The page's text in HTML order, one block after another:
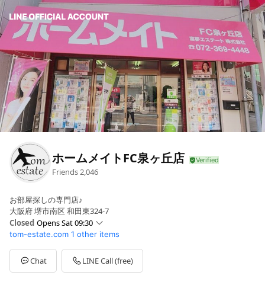
ホームメイトFC泉ヶ丘店
Friends2,046
お部屋探しの専門店♪
大阪府 堺市南区 和田東324-7
Closed Opens Sat 09:30
Sun09:30 - 19:00
Mon09:30 - 19:00
Tue09:30 - 19:00
WedClosed
tom-estate.com 1 other items
Chat LINE Call (free)